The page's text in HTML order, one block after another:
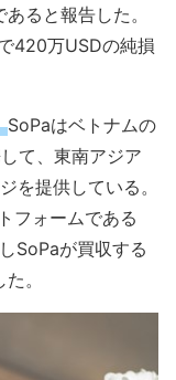
ると報告した。
420万USDの純損
SoPaはベトナムの
て、東南アジア
を提供している。
フォームである
SoPaが買収する
。